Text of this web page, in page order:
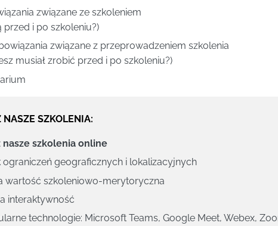
związane ze szkoleniem
przed i po szkoleniu?)
związane z przeprowadzeniem szkolenia
musiał zrobić przed i po szkoleniu?)
NASZE SZKOLENIA:
nasze szkolenia online
ograniczeń geograficznych i lokalizacyjnych
wartość szkoleniowo-merytoryczna
interaktywność
technologie: Microsoft Teams, Google Meet, Webex,